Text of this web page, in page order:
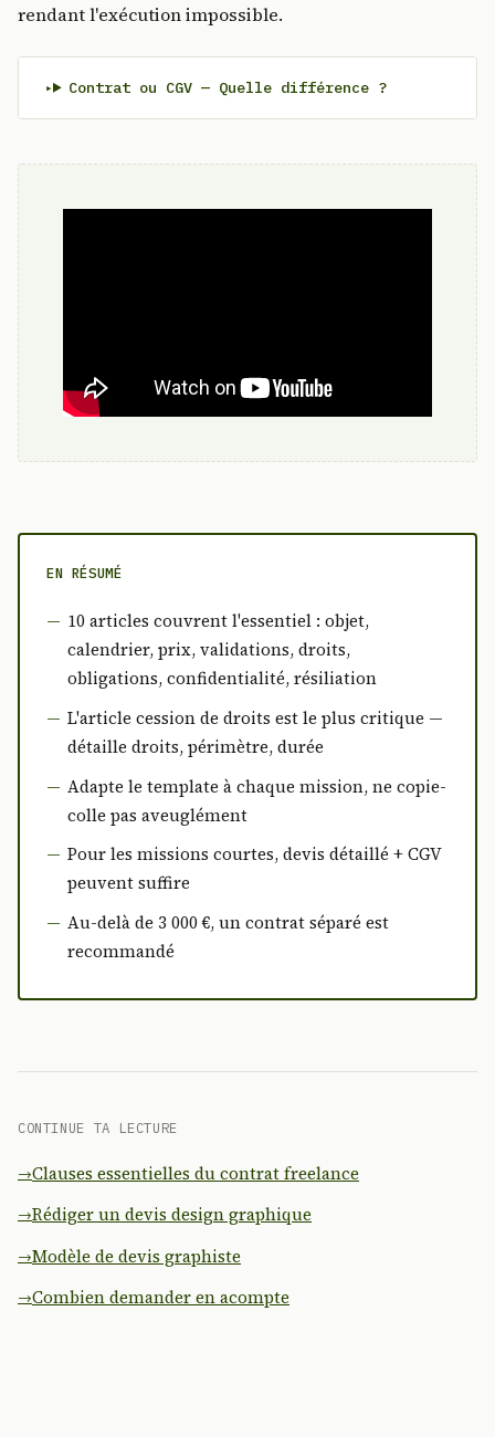
rendant l'exécution impossible.
Contrat ou CGV — Quelle différence ?
EN RÉSUMÉ
10 articles couvrent l'essentiel : objet,
calendrier, prix, validations, droits,
obligations, confidentialité, résiliation
L'article cession de droits est le plus critique —
détaille droits, périmètre, durée
Adapte le template à chaque mission, ne copie-
colle pas aveuglément
Pour les missions courtes, devis détaillé + CGV
peuvent suffire
Au-delà de 3 000 €, un contrat séparé est
recommandé
CONTINUE TA LECTURE
Clauses essentielles du contrat freelance
Rédiger un devis design graphique
Modèle de devis graphiste
Combien demander en acompte